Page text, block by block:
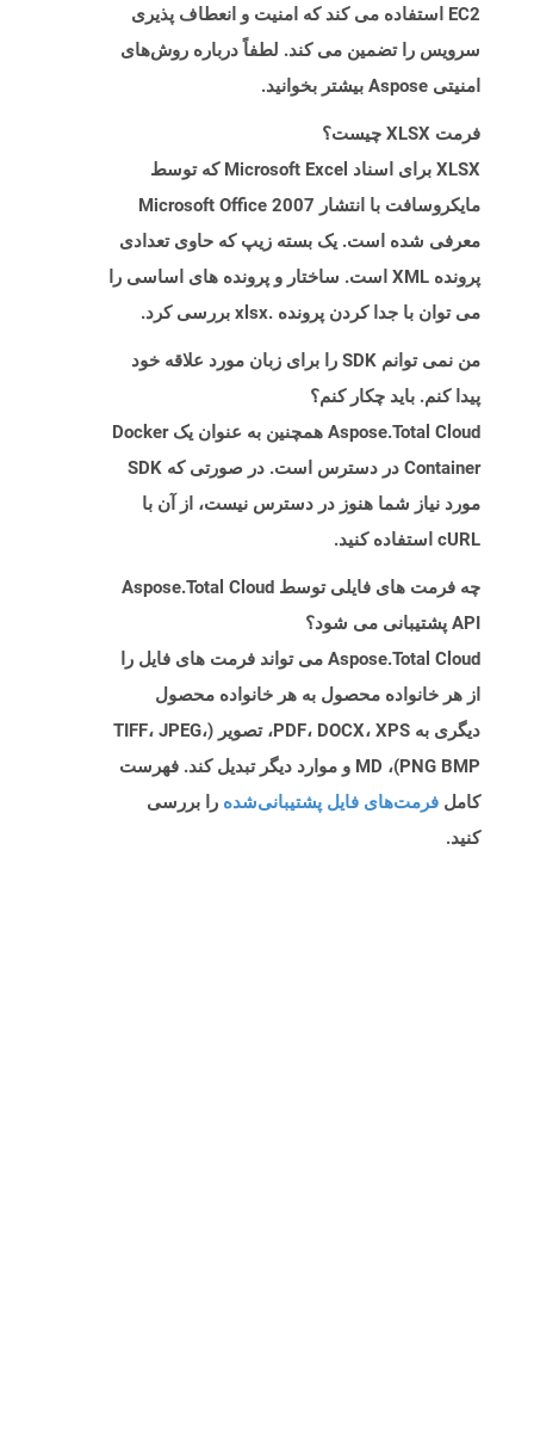
EC2 استفاده می کند که امنیت و انعطاف پذیری
سرویس را تضمین می کند. لطفاً درباره روش‌های
امنیتی Aspose بیشتر بخوانید.
فرمت XLSX چیست؟
XLSX برای اسناد Microsoft Excel که توسط
مایکروسافت با انتشار Microsoft Office 2007
معرفی شده است. یک بسته زیپ که حاوی تعدادی
پرونده XML است. ساختار و پرونده های اساسی را
می توان با جدا کردن پرونده .xlsx بررسی کرد.
من نمی توانم SDK را برای زبان مورد علاقه خود
پیدا کنم. باید چکار کنم؟
Aspose.Total Cloud همچنین به عنوان یک Docker
Container در دسترس است. در صورتی که SDK
مورد نیاز شما هنوز در دسترس نیست، از آن با
cURL استفاده کنید.
چه فرمت های فایلی توسط Aspose.Total Cloud
API پشتیبانی می شود؟
Aspose.Total Cloud می تواند فرمت های فایل را
از هر خانواده محصول به هر خانواده محصول
دیگری به PDF، DOCX، XPS، تصویر (TIFF، JPEG،
PNG BMP)، MD و موارد دیگر تبدیل کند. فهرست
کامل فرمت‌های فایل پشتیبانی‌شده را بررسی
کنید.